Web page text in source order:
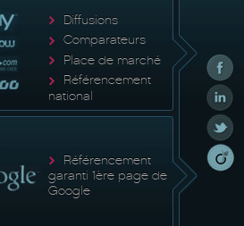
Diffusions
Comparateurs
Place de marché
Référencement
national
Référencement
garanti 1ère page de
Google